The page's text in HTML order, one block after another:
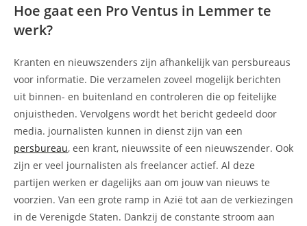
Hoe gaat een Pro Ventus in Lemmer te
werk?
Kranten en nieuwszenders zijn afhankelijk van persbureaus
voor informatie. Die verzamelen zoveel mogelijk berichten
uit binnen- en buitenland en controleren die op feitelijke
onjuistheden. Vervolgens wordt het bericht gedeeld door
media. journalisten kunnen in dienst zijn van een
persbureau, een krant, nieuwssite of een nieuwszender. Ook
zijn er veel journalisten als freelancer actief. Al deze
partijen werken er dagelijks aan om jouw van nieuws te
voorzien. Van een grote ramp in Azië tot aan de verkiezingen
in de Verenigde Staten. Dankzij de constante stroom aan